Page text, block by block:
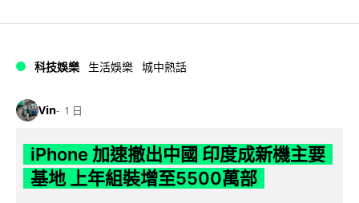
科技娛樂 生活娛樂 城中熱話
Vin 1 日
iPhone 加速撤出中國 印度成新機主要
基地 上年組裝增至5500萬部